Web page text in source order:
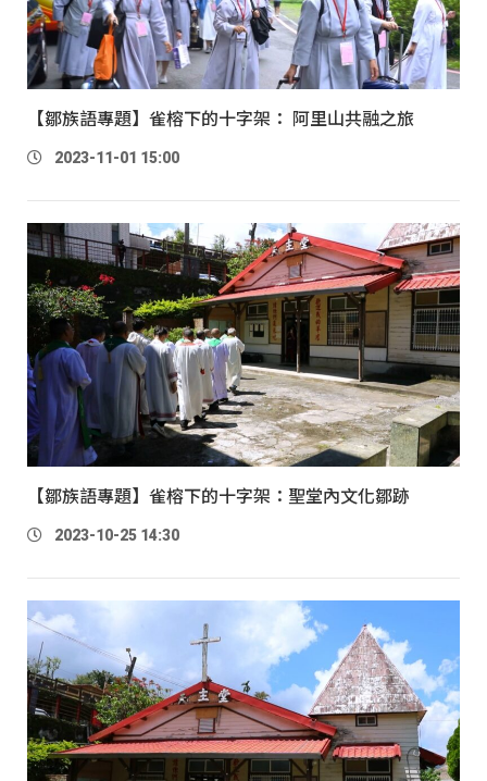
【鄒族語專題】雀榕下的十字架： 阿里山共融之旅
2023-11-01 15:00
【鄒族語專題】雀榕下的十字架：聖堂內文化鄒跡
2023-10-25 14:30